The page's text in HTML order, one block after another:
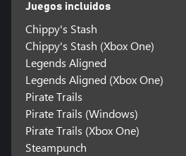
Juegos incluidos
Chippy's Stash
Chippy's Stash (Xbox One)
Legends Aligned
Legends Aligned (Xbox One)
Pirate Trails
Pirate Trails (Windows)
Pirate Trails (Xbox One)
Steampunch